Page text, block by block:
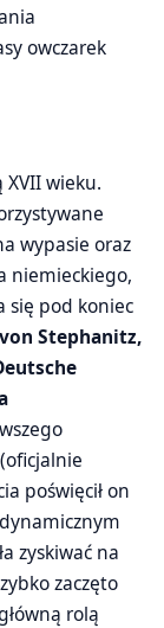
owczarek
XVII wieku.
wypasie oraz
niemieckiego,
się pod koniec
Stephanitz,
poświęcił on
zyskiwać na
zaczęto
rolą